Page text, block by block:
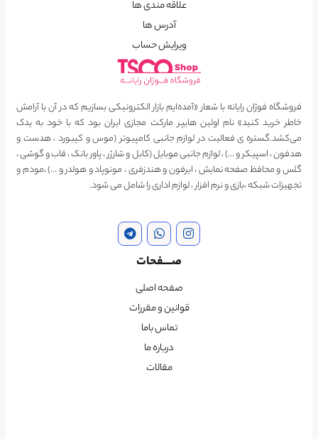
علاقه مندی ها
آدرس ها
ویرایش حساب
فروشگاه فوژان رایانه با شعار «آمده‌ایم بازار الکترونیکی بسازیم که در آن با آرامش
خاطر خرید کنید» نام اولین هایپر مارکت مجازی ایران بود که با خود به یدک
می‌کشد.گستره ی فعالیت در لوازم جانبی کامپیوتر (موس و کیبورد ، هدست و
هدفون ، اسپیکر و …) ، لوازم جانبی موبایل (کابل و شارژر ، پاور بانک ، قاب و گوشی ،
گلس و محافظ صفحه نمایش ، ایرفون و هندزفری ، مونوپاد و هولدر و …) ،مودم و
تجهیزات شبکه ،بازی و نرم افزار ، لوازم اداری را شامل می شود.
صــــفحات
صفحه اصلی
قوانین و مقررات
تماس باما
درباره ما
مقالات